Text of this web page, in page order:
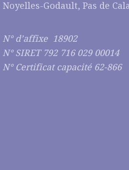
Noyelles-Godault, Pas de
N° d’affixe 18902
N° SIRET 792 716 029 00014
N° Certificat capacité 62-866